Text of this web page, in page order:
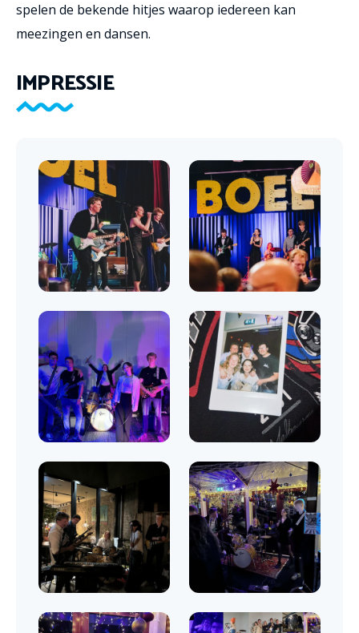
spelen de bekende hitjes waarop iedereen kan
meezingen en dansen.
IMPRESSIE